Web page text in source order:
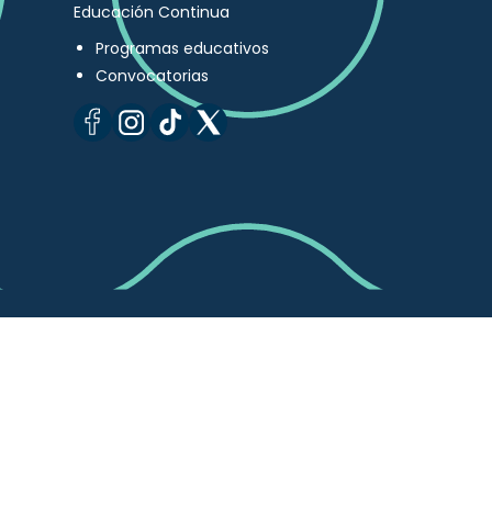
Educación Continua
Programas educativos
Convocatorias